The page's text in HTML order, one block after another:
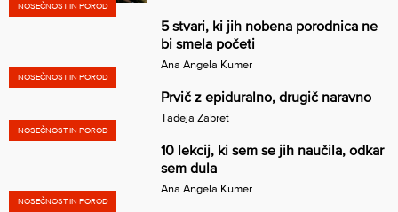
NOSEČNOST IN POROD
5 stvari, ki jih nobena porodnica ne
bi smela početi
Ana Angela Kumer
NOSEČNOST IN POROD
Prvič z epiduralno, drugič naravno
Tadeja Zabret
NOSEČNOST IN POROD
10 lekcij, ki sem se jih naučila, odkar
sem dula
Ana Angela Kumer
NOSEČNOST IN POROD